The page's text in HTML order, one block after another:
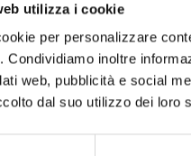
utilizza i cookie
per personalizzare
Condividiamo inoltre
web, pubblicità e social
dal suo utilizzo dei loro
nel doppio misto
concentrazione e
LE INFO